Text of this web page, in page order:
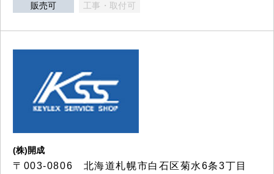
販売可 工事・取付可
(株)開成
〒003-0806 北海道札幌市白石区菊水6条3丁目